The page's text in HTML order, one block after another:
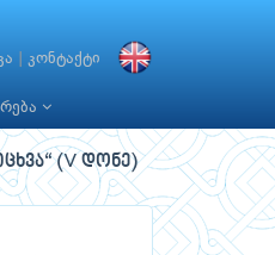
კონტაქტი
(V დონე)